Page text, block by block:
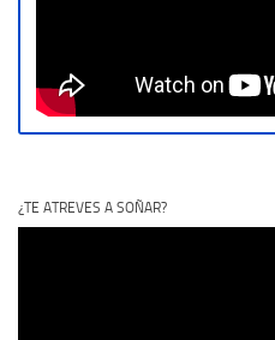
¿TE ATREVES A SOÑAR?